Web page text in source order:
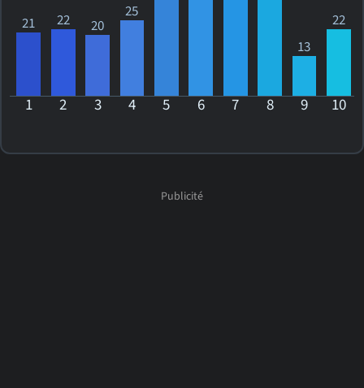
21 22 20
25
13
22
1 2 3 4 5 6 7 8 9 10